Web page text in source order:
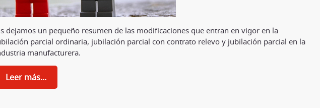
dejamos un pequeño resumen de las modificaciones que entran en vigor en la
parcial ordinaria, jubilación parcial con contrato relevo y jubilación parcial en la
manufacturera.
Leer más...